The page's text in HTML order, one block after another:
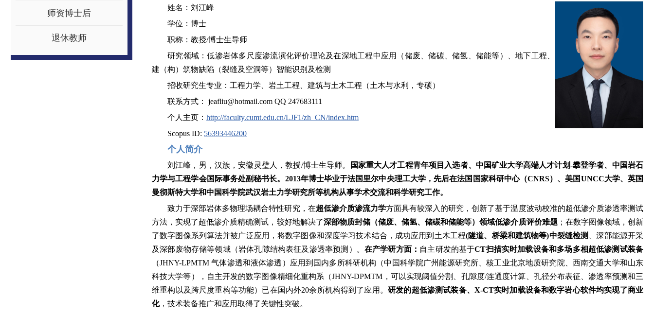
师资博士后
退休教师
姓名：刘江峰
学位：博士
职称：教授/博士生导师
研究领域：低渗岩体多尺度渗流演化评价理论及在深地工程中应用（储废、储碳、储氢、储能等）、地下工程、
建（构）筑物缺陷（裂缝及空洞等）智能识别及检测
招收研究生专业：工程力学、岩土工程、建筑与土木工程（土木与水利，专硕）
联系方式： jeafliu@hotmail.com QQ 247683111
个人主页： http://faculty.cumt.edu.cn/LJF1/zh_CN/index.htm
Scopus ID: 56393446200
个人简介
刘江峰，男，汉族，安徽灵璧人，教授/博士生导师。
国家重大人才工程青年项目入选者、中国矿业大学高端人才计划-攀登学者、中国岩石
力学与工程学会国际事务处副秘书长。 2013年博士毕业于法国里尔中央理工大学，先后在法国国家科研中心（CNRS）、美国UNCC大学、英国
曼彻斯特大学和中国科学院武汉岩土力学研究所等机构从事学术交流和科学研究工作。
致力于深部岩体多物理场耦合特性研究，在超低渗介质渗流力学方面具有较深入的研究，创新了基于温度波动校准的超低渗介质渗透率测试
方法，实现了超低渗介质精确测试，较好地解决了深部物质封储（储废、储氢、储碳和储能等）领域低渗介质评价难题；在数字图像领域，创新
了数字图像系列算法并被广泛应用，将数字图像和深度学习技术结合，成功应用到土木工程(隧道、桥梁和建筑物等)中裂缝检测
、深部能源开采
及深部废物存储等领域（岩体孔隙结构表征及渗透率预测）。 在产学研方面： 自主研发的基于CT扫描实时加载设备和多场多相超低渗测试装备
（JHNY-LPMTM 气体渗透和液体渗透）应用到国内多所科研机构（中国科学院广州能源研究所、核工业北京地质研究院、西南交通大学和山东
科技大学等），自主开发的数字图像精细化重构系（JHNY-DPMTM，可以实现阈值分割、孔隙度/连通度计算、孔径分布表征、渗透率预测和三
维重构以及跨尺度重构等功能）已在国内外20余所机构得到了应用。 研发的超低渗测试装备、X-CT实时加载设备和数字岩心软件均实现了商业
化，技术装备推广和应用取得了关键性突破。